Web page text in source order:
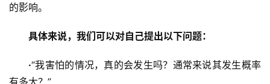
的影响。
具体来说，我们可以对自己提出以下问题：
·“我害怕的情况，真的会发生吗？通常来说其发生概率
有多大？”